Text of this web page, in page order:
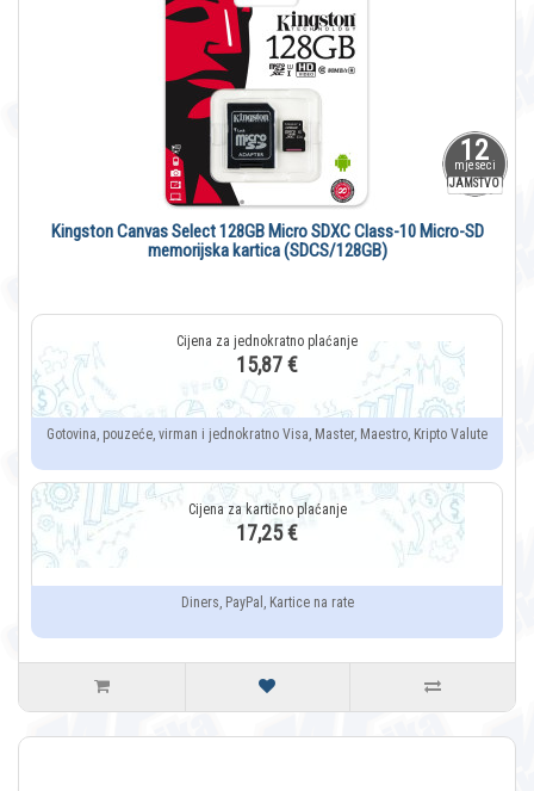
12
mjeseci
JAMSTVO
Kingston Canvas Select 128GB Micro SDXC Class-10 Micro-SD
memorijska kartica (SDCS/128GB)
15,87 €
Gotovina, pouzeće, virman i jednokratno Visa, Master, Maestro, Kripto Valute
17,25 €
Diners, PayPal, Kartice na rate